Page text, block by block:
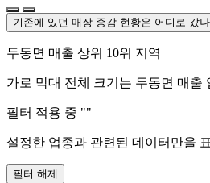
기존에 있던 매장 증감 현황은 어디로 갔
두동면 매출 상위 10위 지역
가로 막대 전체 크기는 두동면 매출
필터 적용 중 ""
설정한 업종과 관련된 데이터만을
필터 해제